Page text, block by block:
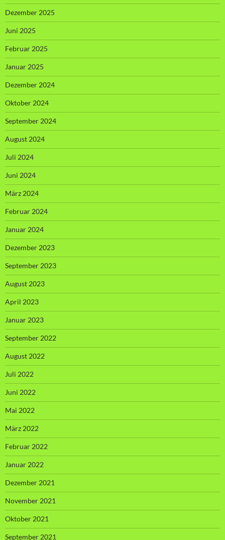
Dezember 2025
Juni 2025
Februar 2025
Januar 2025
Dezember 2024
Oktober 2024
September 2024
August 2024
Juli 2024
Juni 2024
März 2024
Februar 2024
Januar 2024
Dezember 2023
September 2023
August 2023
April 2023
Januar 2023
September 2022
August 2022
Juli 2022
Juni 2022
Mai 2022
März 2022
Februar 2022
Januar 2022
Dezember 2021
November 2021
Oktober 2021
September 2021